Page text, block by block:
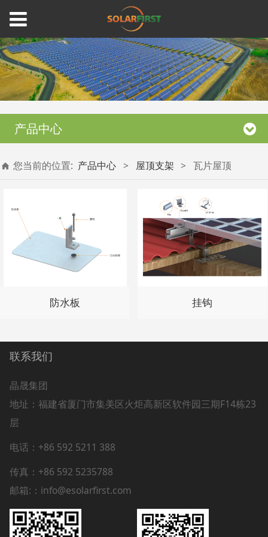
产品中心
您当前的位置: 产品中心 > 屋顶支架 > 瓦片屋顶
防水板 挂钩
联系我们
晶晟集团
地址： 福建省厦门市集美区火炬高新区软件园三期F14栋23
层
电话：+86 592 5211 388
传真：+86 592 5235788
邮箱:：info@esolarfirst.com